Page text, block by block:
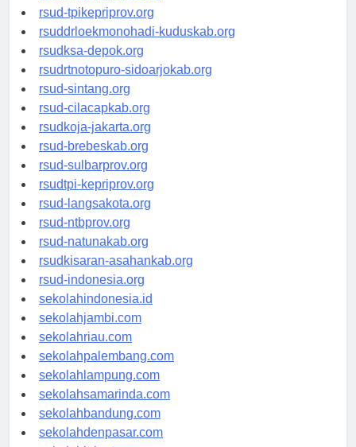
rsud-simeuluekab.org
rsud-tpikepriprov.org
rsuddrloekmonohadi-kuduskab.org
rsudksa-depok.org
rsudrtnotopuro-sidoarjokab.org
rsud-sintang.org
rsud-cilacapkab.org
rsudkoja-jakarta.org
rsud-brebeskab.org
rsud-sulbarprov.org
rsudtpi-kepriprov.org
rsud-langsakota.org
rsud-ntbprov.org
rsud-natunakab.org
rsudkisaran-asahankab.org
rsud-indonesia.org
sekolahindonesia.id
sekolahjambi.com
sekolahriau.com
sekolahpalembang.com
sekolahlampung.com
sekolahsamarinda.com
sekolahbandung.com